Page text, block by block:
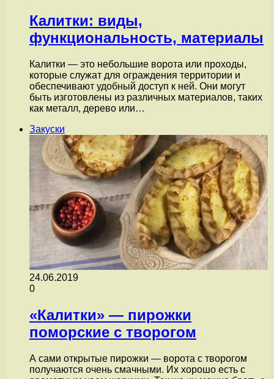
Калитки: виды,
функциональность, материалы
Калитки — это небольшие ворота или проходы,
которые служат для ограждения территории и
обеспечивают удобный доступ к ней. Они могут
быть изготовлены из различных материалов, таких
как металл, дерево или…
Закуски
24.06.2019
0
«Калитки» — пирожки
поморские с творогом
А сами открытые пирожки — ворота с творогом
получаются очень смачными. Их хорошо есть с